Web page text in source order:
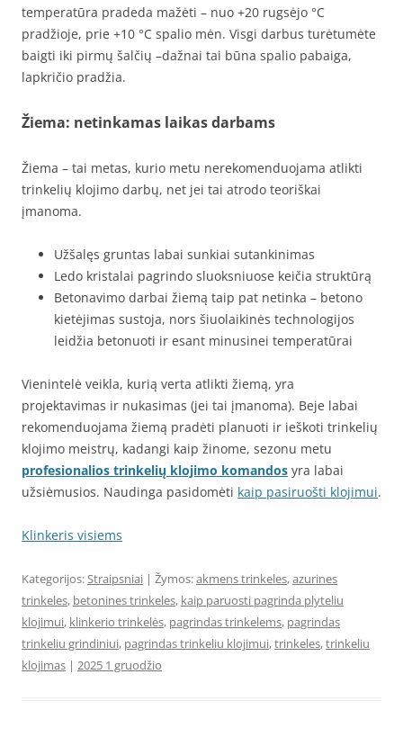
temperatūra pradeda mažėti – nuo +20 rugsėjo °C
pradžioje, prie +10 °C spalio mėn. Visgi darbus turėtumėte
baigti iki pirmų šalčių –dažnai tai būna spalio pabaiga,
lapkričio pradžia.
Žiema: netinkamas laikas darbams
Žiema – tai metas, kurio metu nerekomenduojama atlikti
trinkelių klojimo darbų, net jei tai atrodo teoriškai
įmanoma.
Užšalęs gruntas labai sunkiai sutankinimas
Ledo kristalai pagrindo sluoksniuose keičia struktūrą
Betonavimo darbai žiemą taip pat netinka – betono
kietėjimas sustoja, nors šiuolaikinės technologijos
leidžia betonuoti ir esant minusinei temperatūrai
Vienintelė veikla, kurią verta atlikti žiemą, yra
projektavimas ir nukasimas (jei tai įmanoma). Beje labai
rekomenduojama žiemą pradėti planuoti ir ieškoti trinkelių
klojimo meistrų, kadangi kaip žinome, sezonu metu
profesionalios trinkelių klojimo komandos yra labai
užsiėmusios. Naudinga pasidomėti kaip pasiruošti klojimui.
Klinkeris visiems
Kategorijos:Straipsniai | Žymos:akmens trinkeles,azurines
trinkeles, betonines trinkeles, kaip paruosti pagrinda plyteliu
klojimui, klinkerio trinkelės, pagrindas trinkelems, pagrindas
trinkeliu grindiniui, pagrindas trinkeliu klojimui,trinkeles,trinkeliu
klojimas | 2025 1 gruodžio